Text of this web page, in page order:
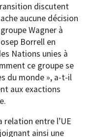
discutent
aucune décision
Wagner à
Borrell en
Nations unies à
ce groupe se
du monde », a-t-il
aux exactions
relation entre l’UE
ainsi une